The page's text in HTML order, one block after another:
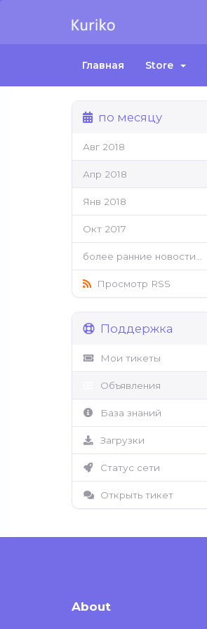
Главная Store
по месяцу
Авг 2018
Апр 2018
Янв 2018
Окт 2017
более ранние новости...
Просмотр RSS
Поддержка
Мои тикеты
Объявления
База знаний
Загрузки
Статус сети
Открыть тикет
About